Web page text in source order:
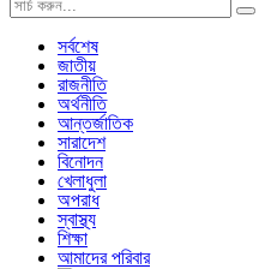
সর্বশেষ
জাতীয়
রাজনীতি
অর্থনীতি
আন্তর্জাতিক
সারাদেশ
বিনোদন
খেলাধুলা
অপরাধ
স্বাস্থ্য
শিক্ষা
আমাদের পরিবার